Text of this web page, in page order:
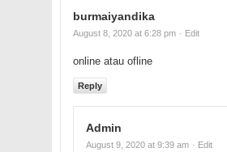
burmaiyandika
August 8, 2020 at 6:28 pm · Edit
online atau ofline
Reply
Admin
August 9, 2020 at 9:39 am · Edit